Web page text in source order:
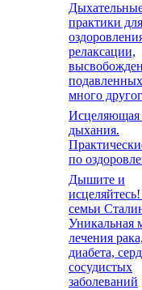
практики для
релаксации,
много
Исцеляющая
дыхания.
по
Дышите и
семьи
Уникальная
лечения
диабета,
сосудистых
заболеваний